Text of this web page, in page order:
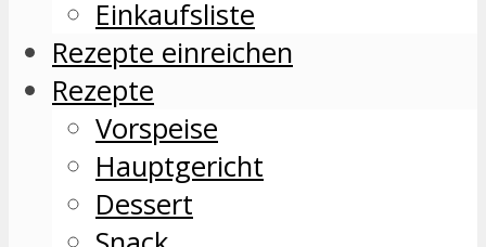
Einkaufsliste
Rezepte einreichen
Rezepte
Vorspeise
Hauptgericht
Dessert